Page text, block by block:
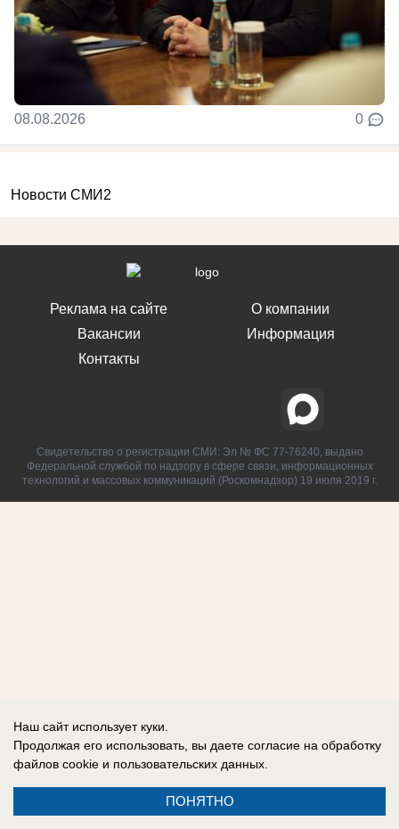
08.08.2026 0
Новости СМИ2
Реклама на сайте
Вакансии
Контакты
О компании
Информация
Свидетельство о регистрации СМИ: Эл № ФС 77-76240, выдано
Федеральной службой по надзору в сфере связи, информационных
технологий и массовых коммуникаций (Роскомнадзор) 19 июля 2019 г.
Наш сайт использует куки.
Продолжая его использовать, вы даете согласие на обработку
файлов cookie и пользовательских данных.
ПОНЯТНО